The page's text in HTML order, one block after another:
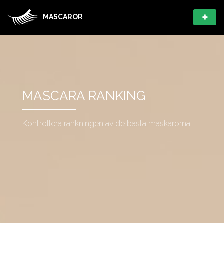
MASCAROR
MASCARA RANKING
Kontrollera rankningen av de bästa maskarorna